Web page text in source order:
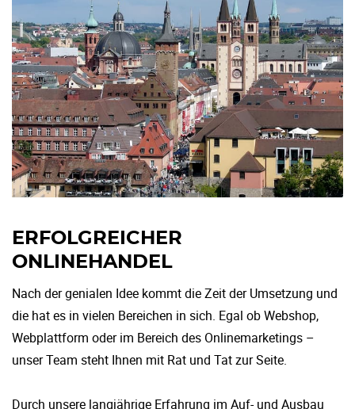
ERFOLGREICHER
ONLINEHANDEL
Nach der genialen Idee kommt die Zeit der Umsetzung und
die hat es in vielen Bereichen in sich. Egal ob Webshop,
Webplattform oder im Bereich des Onlinemarketings –
unser Team steht Ihnen mit Rat und Tat zur Seite.
Durch unsere langjährige Erfahrung im Auf- und Ausbau